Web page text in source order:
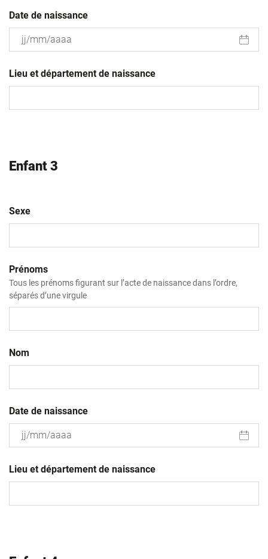
Date de naissance
slash
MM
Lieu et département de naissance
Enfant 3
Sexe
Prénoms
Tous les prénoms figurant sur l’acte de naissance dans l’ordre,
séparés d’une virgule
Nom
Date de naissance
slash
MM
Lieu et département de naissance